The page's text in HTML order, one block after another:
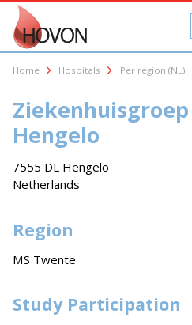
Home Hospitals Per region (NL)
Hengelo
7555 DL Hengelo
Netherlands
Region
MS Twente
Study Participation